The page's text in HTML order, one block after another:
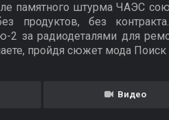
памятного штурма ЧАЭС
продуктов, без
2 за радиодеталями для
пройдя сюжет мода Поиск
Видео